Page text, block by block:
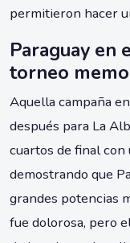
permitieron hacer
Paraguay en
torneo
Aquella campaña
después para La
cuartos de final
demostrando que
grandes potencias
fue dolorosa, pero